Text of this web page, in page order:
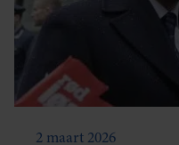
2 maart 2026